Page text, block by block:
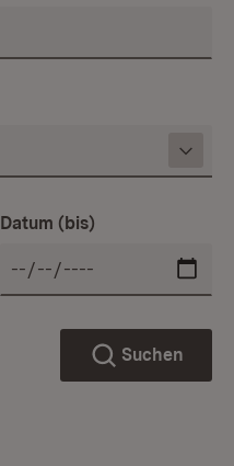
Datum (bis)
Suchen